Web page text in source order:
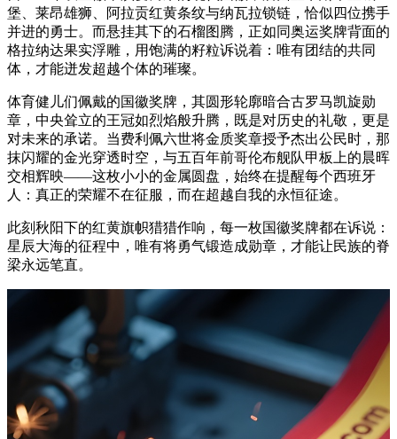
堡、莱昂雄狮、阿拉贡红黄条纹与纳瓦拉锁链，恰似四位携手
并进的勇士。而悬挂其下的石榴图腾，正如同奥运奖牌背面的
格拉纳达果实浮雕，用饱满的籽粒诉说着：唯有团结的共同
体，才能迸发超越个体的璀璨。
体育健儿们佩戴的国徽奖牌，其圆形轮廓暗合古罗马凯旋勋
章，中央耸立的王冠如烈焰般升腾，既是对历史的礼敬，更是
对未来的承诺。当费利佩六世将金质奖章授予杰出公民时，那
抹闪耀的金光穿透时空，与五百年前哥伦布舰队甲板上的晨晖
交相辉映——这枚小小的金属圆盘，始终在提醒每个西班牙
人：真正的荣耀不在征服，而在超越自我的永恒征途。
此刻秋阳下的红黄旗帜猎猎作响，每一枚国徽奖牌都在诉说：
星辰大海的征程中，唯有将勇气锻造成勋章，才能让民族的脊
梁永远笔直。